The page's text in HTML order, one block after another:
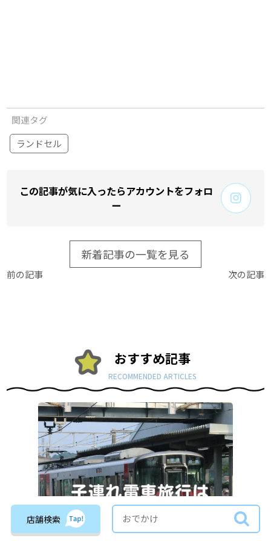
関連タグ
ランドセル
この記事が気に入ったらアカウントをフォロ
ー
新着記事の一覧を見る
前の記事 次の記事
おすすめ記事
RECOMMENDED ARTICLES
店舗検索